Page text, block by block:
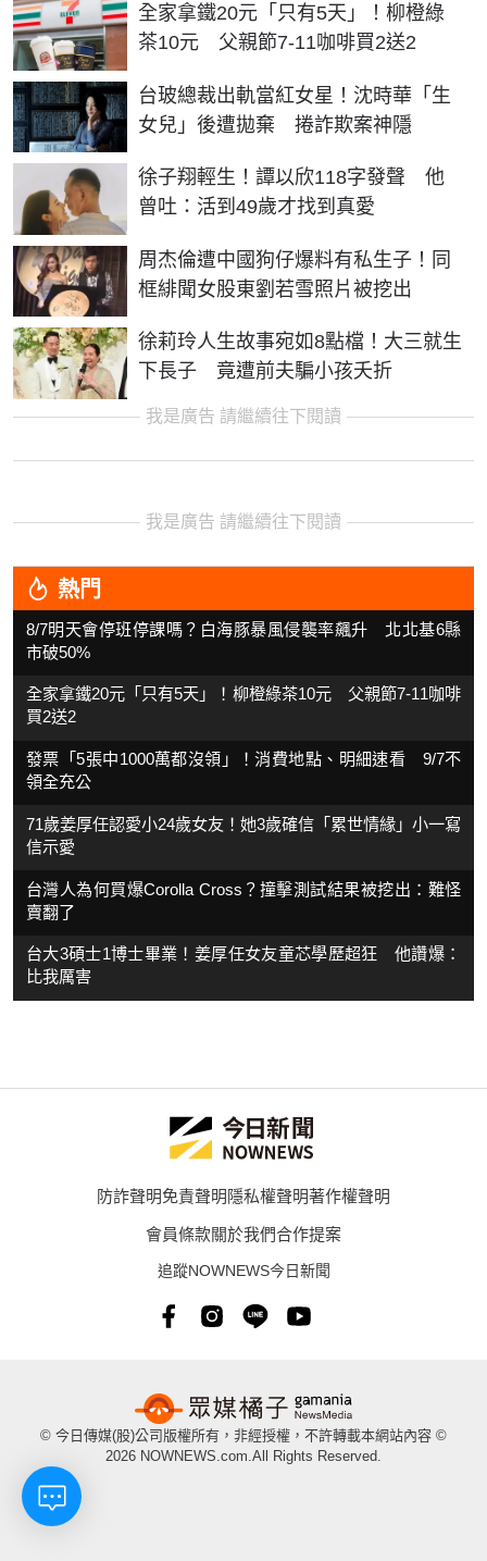
全家拿鐵20元「只有5天」！柳橙綠
茶10元 父親節7-11咖啡買2送2
台玻總裁出軌當紅女星！沈時華「生
女兒」後遭拋棄 捲詐欺案神隱
徐子翔輕生！譚以欣118字發聲 他
曾吐：活到49歲才找到真愛
周杰倫遭中國狗仔爆料有私生子！同
框緋聞女股東劉若雪照片被挖出
徐莉玲人生故事宛如8點檔！大三就生
下長子 竟遭前夫騙小孩夭折
我是廣告 請繼續往下閱讀
我是廣告 請繼續往下閱讀
熱門
8/7明天會停班停課嗎？白海豚暴風侵襲率飆升 北北基6縣
市破50%
全家拿鐵20元「只有5天」！柳橙綠茶10元 父親節7-11咖啡
買2送2
發票「5張中1000萬都沒領」！消費地點、明細速看 9/7不
領全充公
71歲姜厚任認愛小24歲女友！她3歲確信「累世情緣」小一寫
信示愛
台灣人為何買爆Corolla Cross？撞擊測試結果被挖出：難怪
賣翻了
台大3碩士1博士畢業！姜厚任女友童芯學歷超狂 他讚爆：
比我厲害
防詐聲明免責聲明隱私權聲明著作權聲明
會員條款關於我們合作提案
追蹤NOWNEWS今日新聞
© 今日傳媒(股)公司版權所有，非經授權，不許轉載本網站內容 ©
2026 NOWNEWS.com.All Rights Reserved.